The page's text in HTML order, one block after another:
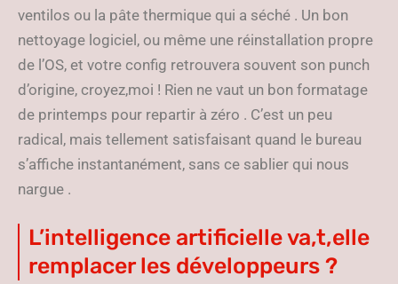
ventilos ou la pâte thermique qui a séché . Un bon
nettoyage logiciel, ou même une réinstallation propre
de l’OS, et votre config retrouvera souvent son punch
d’origine, croyez,moi ! Rien ne vaut un bon formatage
de printemps pour repartir à zéro . C’est un peu
radical, mais tellement satisfaisant quand le bureau
s’affiche instantanément, sans ce sablier qui nous
nargue .
L’intelligence artificielle va,t,elle
remplacer les développeurs ?